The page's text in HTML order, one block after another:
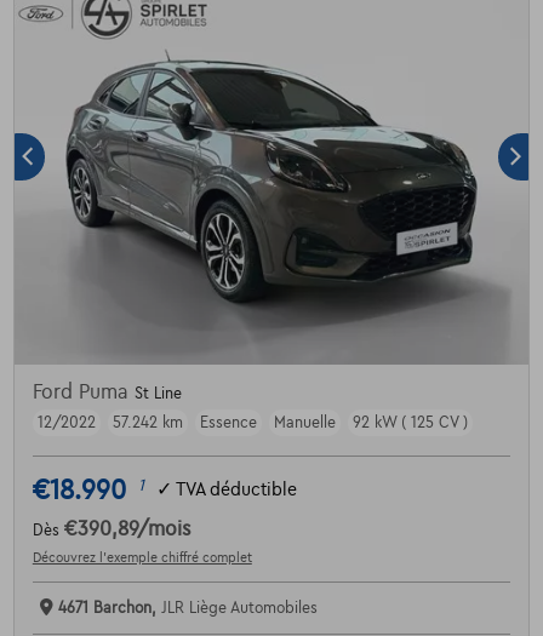
Ford Puma St Line
12/2022
57.242 km Essence Manuelle 92 kW ( 125 CV )
€18.990 1 ✓ TVA déductible
Dès €390,89/mois
Découvrez l’exemple chiffré complet
4671 Barchon, JLR Liège Automobiles